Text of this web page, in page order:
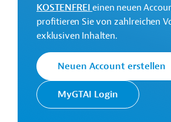
Geberbeitrag:
0,8 Millionen US-Dollar (Zuschuss)
Kontaktadresse
KOSTENFREIeinen neuen
profitieren Sie von zahlreichen
exklusiven Inhalten.
Neuen Account erstellen
MyGTAI Login